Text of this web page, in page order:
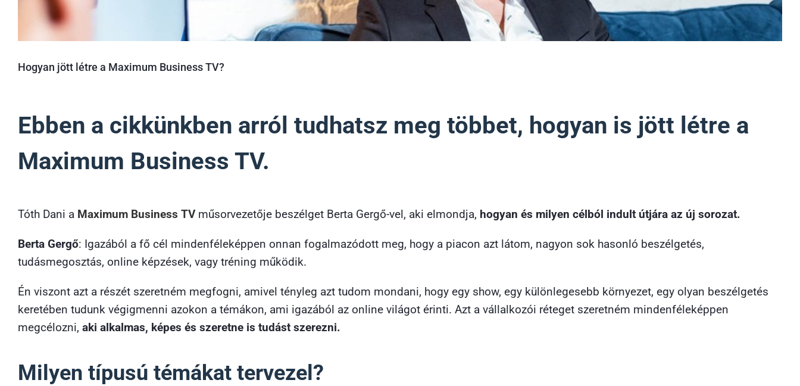
Hogyan jött létre a Maximum Business TV?
Ebben a cikkünkben arról tudhatsz meg többet, hogyan is jött létre a
Maximum Business TV.
Tóth Dani a Maximum Business TVműsorvezetője beszélget Berta Gergő-vel, aki elmondja, hogyan és milyen célból indult útjára az új sorozat.
Berta Gergő: Igazából a fő cél mindenféleképpen onnan fogalmazódott meg, hogy a piacon azt látom, nagyon sok hasonló beszélgetés,
tudásmegosztás, online képzések, vagy tréning működik.
Én viszont azt a részét szeretném megfogni, amivel tényleg azt tudom mondani, hogy egy show, egy különlegesebb környezet, egy olyan beszélgetés
keretében tudunk végigmenni azokon a témákon, ami igazából az online világot érinti. Azt a vállalkozói réteget szeretném mindenféleképpen
megcélozni, aki alkalmas, képes és szeretne is tudást szerezni.
Milyen típusú témákat tervezel?